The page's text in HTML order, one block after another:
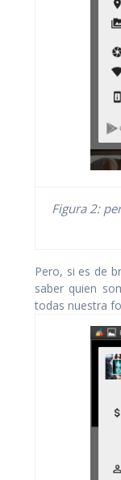
Figura 2:
Pero, si es de
saber quien
todas nuestra